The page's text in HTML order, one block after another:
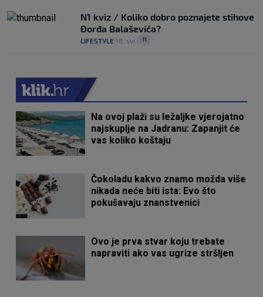
N1 kviz / Koliko dobro poznajete stihove
Đorđa Balaševića?
LIFESTYLE 18. svi. 11
Na ovoj plaži su ležaljke vjerojatno
najskuplje na Jadranu: Zapanjit će
vas koliko koštaju
Čokoladu kakvo znamo možda više
nikada neće biti ista: Evo što
pokušavaju znanstvenici
Ovo je prva stvar koju trebate
napraviti ako vas ugrize stršljen